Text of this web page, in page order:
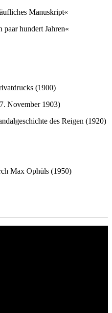
Manuskript«
paar hundert Jahren«
(1900)
November 1903)
des Reigen (1920)
Max Ophüls (1950)